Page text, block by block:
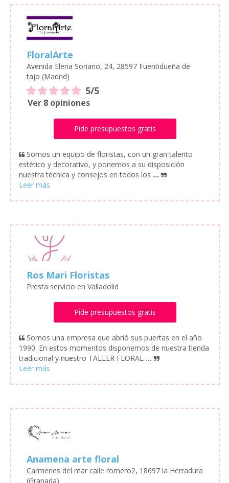
FloralArte
Avenida Elena Soriano, 24, 28597 Fuentidueña de
tajo (Madrid)
5/5
Ver 8 opiniones
Pide presupuestos gratis
Somos un equipo de floristas, con un gran talento
estético y decorativo, y ponemos a su disposición
nuestra técnica y consejos en todos los ...
Ros Mari Floristas
Presta servicio en Valladolid
Pide presupuestos gratis
Somos una empresa que abrió sus puertas en el año
1990. En estos momentos disponemos de nuestra tienda
tradicional y nuestro TALLER FLORAL ...
Anamena arte floral
Carmenes del mar calle romero2, 18697 la Herradura
(Granada)